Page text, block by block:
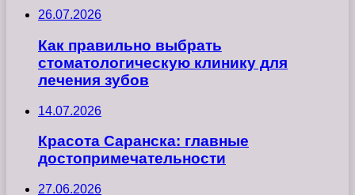
26.07.2026
Как правильно выбрать
стоматологическую клинику для
лечения зубов
14.07.2026
Красота Саранска: главные
достопримечательности
27.06.2026